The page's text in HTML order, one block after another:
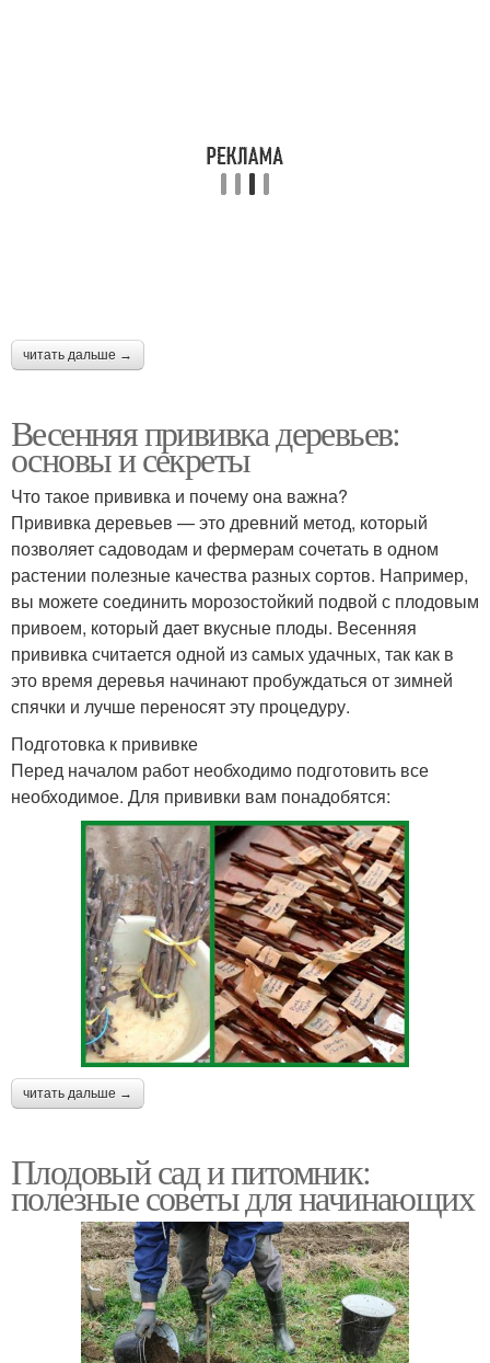
читать дальше →
Весенняя прививка деревьев:
основы и секреты
Что такое прививка и почему она важна?
Прививка деревьев — это древний метод, который
позволяет садоводам и фермерам сочетать в одном
растении полезные качества разных сортов. Например,
вы можете соединить морозостойкий подвой с плодовым
привоем, который дает вкусные плоды. Весенняя
прививка считается одной из самых удачных, так как в
это время деревья начинают пробуждаться от зимней
спячки и лучше переносят эту процедуру.
Подготовка к прививке
Перед началом работ необходимо подготовить все
необходимое. Для прививки вам понадобятся:
читать дальше →
Плодовый сад и питомник:
полезные советы для начинающих